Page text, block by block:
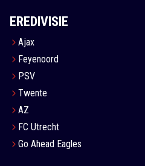
EREDIVISIE
Ajax
Feyenoord
PSV
Twente
AZ
FC Utrecht
Go Ahead Eagles